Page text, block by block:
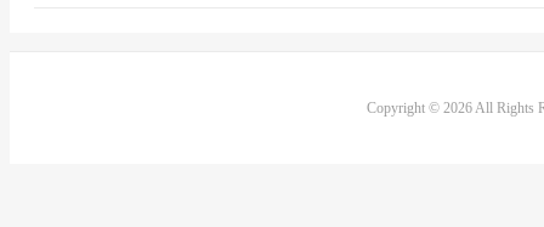
Copyright © 2026 All Rights